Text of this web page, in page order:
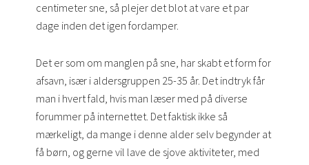
centimeter sne, så plejer det blot at vare et par
dage inden det igen fordamper.
Det er som om manglen på sne, har skabt et form for
afsavn, især i aldersgruppen 25-35 år. Det indtryk får
man i hvert fald, hvis man læser med på diverse
forummer på internettet. Det faktisk ikke så
mærkeligt, da mange i denne alder selv begynder at
få børn, og gerne vil lave de sjove aktiviteter, med